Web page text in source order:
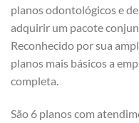
planos odontológicos e
adquirir um pacote
Reconhecido por sua
planos mais básicos a
completa.
São 6 planos com